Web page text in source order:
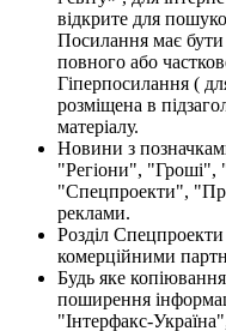
відкрите для
Посилання має бути
повного або
Гіперпосилання (
розміщена в
матеріалу.
Новини з
"Регіони",
"Спецпроекти",
реклами.
Розділ
комерційними
Будь яке
поширення
"Інтерфакс-